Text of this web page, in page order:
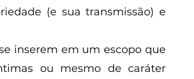
(e sua transmissão) e
ou mesmo de caráter